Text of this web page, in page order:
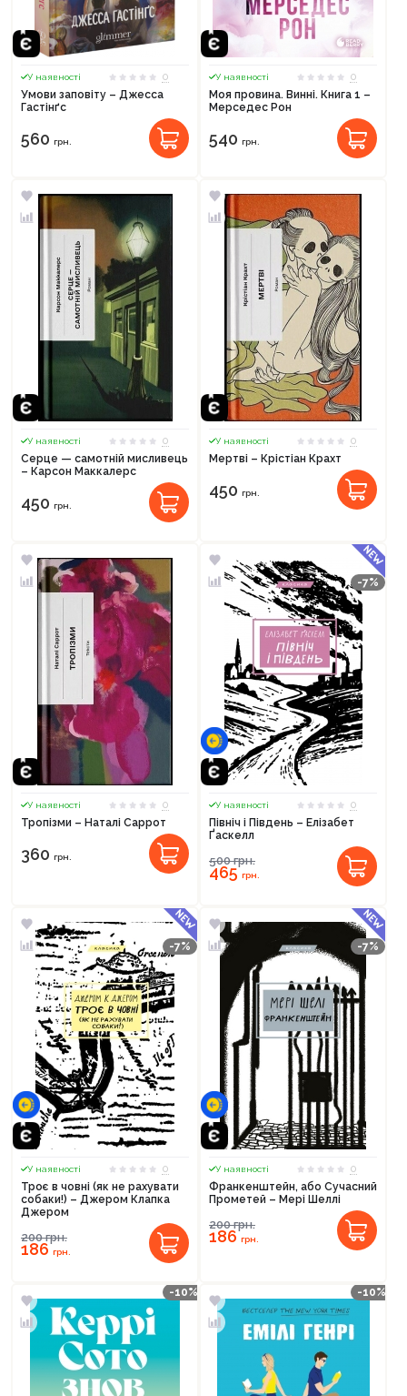
У наявності
0
Умови заповіту – Джесса
Гастінґс
560 грн.
У наявності
0
Моя провина. Винні. Книга 1 –
Мерседес Рон
540 грн.
У наявності
0
Серце — самотній мисливець
– Карсон Маккалерс
450 грн.
У наявності
0
Мертві – Крістіан Крахт
450 грн.
У наявності
0
Тропізми – Наталі Саррот
360 грн.
-7%
У наявності
0
Північ і Південь – Елізабет
Ґаскелл
500грн.
465грн.
-7%
У наявності
0
Троє в човні (як не рахувати
собаки!) – Джером Клапка
Джером
200грн.
186грн.
-7%
У наявності
0
Франкенштейн, або Сучасний
Прометей – Мері Шеллі
200грн.
186грн.
-10% -10%